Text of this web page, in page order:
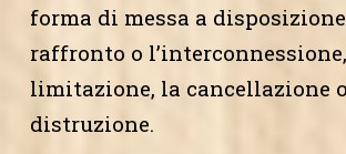
forma di messa a
raffronto o
limitazione, la cancellazione
distruzione.